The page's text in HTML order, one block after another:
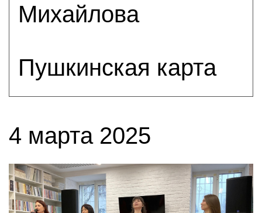
Михайлова
Пушкинская карта
4 марта 2025